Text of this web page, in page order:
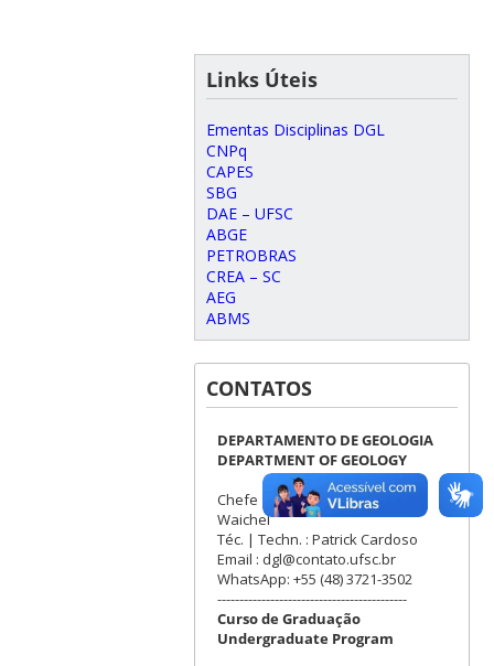
Links Úteis
Ementas Disciplinas DGL
CNPq
CAPES
SBG
DAE – UFSC
ABGE
PETROBRAS
CREA – SC
AEG
ABMS
CONTATOS
DEPARTAMENTO DE GEOLOGIA
DEPARTMENT OF GEOLOGY
Chefe | Head : Breno Leitão
Waichel
Téc. | Techn. : Patrick Cardoso
Email : dgl@contato.ufsc.br
WhatsApp: +55 (48) 3721-3502
-------------------------------------------
Curso de Graduação
Undergraduate Program